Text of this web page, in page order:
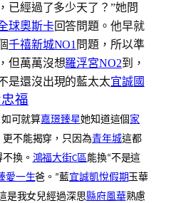
已經過了多少天了？”她問
球奧斯卡回答問題。他早就
千禧新城NO1 問題，所以準
但萬萬沒想羅浮宮NO2到，
是還沒出現的藍太太宜誠國
福
可就算嘉璟臻星她知道這個 家
不能揭穿，只因為青年城這都
換。 鴻福大街C區 能換“不是這
愛一生爸。”藍宜誠凱悅假期 玉華
是我女兒經過深思縣府風華熟慮